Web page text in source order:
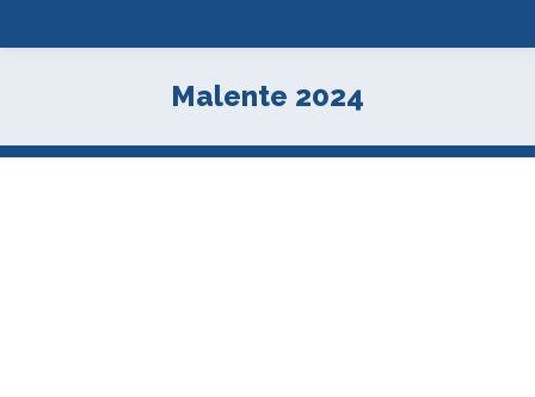
Malente 2024